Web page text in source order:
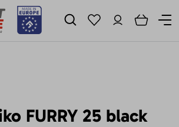
FURRY 25 black